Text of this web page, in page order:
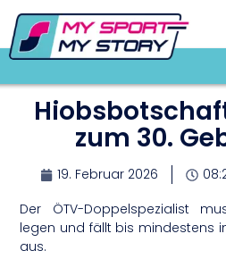
zum 30.
19. Februar 2026
Der ÖTV-Doppelspezialist
legen und fällt bis mindestens
aus.